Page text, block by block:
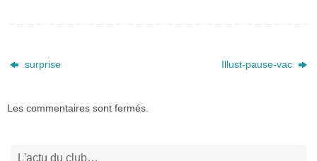
surprise Illust-pause-vac
Les commentaires sont fermés.
L'actu du club…